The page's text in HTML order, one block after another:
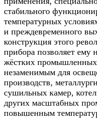
стабильного
температурных
и преждевременного
конструкция этого
прибора позволяет ему
жёстких промышленных
незаменимым для
производств,
сушильных камер,
других масштабных
повышенным